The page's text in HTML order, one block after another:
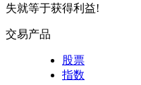
失就等于获得利益!
交易产品
股票
指数